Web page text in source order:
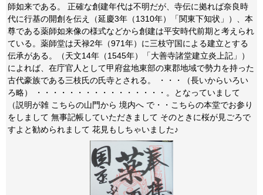
師如来である。 正確な創建年代は不明だが、寺伝に拠れば奈良時
代に行基の開創を伝え（延慶3年（1310年）「関東下知状」）、本
尊である薬師如来像の様式などから創建は平安時代前期と考えられ
ている。薬師堂は天禄2年（971年）に三枝守国による建立とする
伝承がある。（天文14年（1545年）「大善寺諸堂建立炎上記」）
によれば、在庁官人として甲府盆地東部の東郡地域で勢力を持った
古代豪族である三枝氏の氏寺とされる。 ・・・（長いからいろい
ろ略） ・・・・・・・・・・・・・・・・。となっていまして
（説明が雑 こちらの山門から 境内へ で・・こちらの本堂でお参り
をしまして 無事記帳していただきまして そのときに桜が見ごろで
すよと勧められまして 花見もしちゃいました♪